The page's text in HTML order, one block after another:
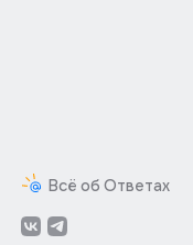
Всё об Ответах